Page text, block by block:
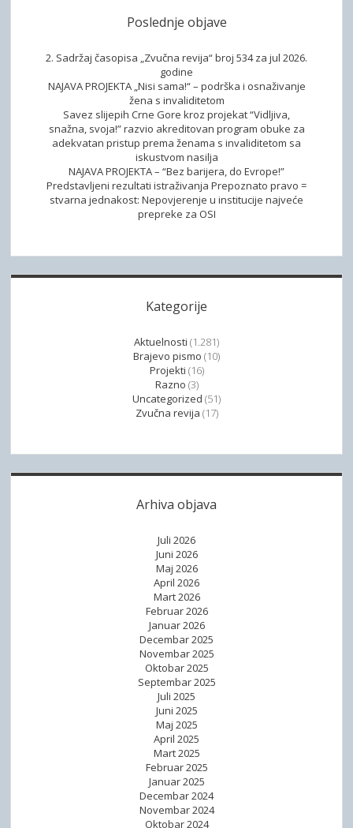
o
o
j
š
a
n
j
e
p
u
a
t
r
ž
i
t
u
a
o
b
a
m
a
e
ć
e
n
G
o
r
e
Poslednje objave
2. Sadržaj časopisa „Zvučna revija“ broj 534 za jul 2026.
godine
NAJAVA PROJEKTA „Nisi sama!“ – podrška i osnaživanje
žena s invaliditetom
Savez slijepih Crne Gore kroz projekat “Vidljiva,
snažna, svoja!” razvio akreditovan program obuke za
adekvatan pristup prema ženama s invaliditetom sa
iskustvom nasilja
NAJAVA PROJEKTA – “Bez barijera, do Evrope!”
Predstavljeni rezultati istraživanja Prepoznato pravo =
stvarna jednakost: Nepovjerenje u institucije najveće
prepreke za OSI
Kategorije
Aktuelnosti (1.281)
Brajevo pismo (10)
Projekti (16)
Razno (3)
Uncategorized (51)
Zvučna revija (17)
Arhiva objava
Juli 2026
Juni 2026
Maj 2026
April 2026
Mart 2026
Februar 2026
Januar 2026
Decembar 2025
Novembar 2025
Oktobar 2025
Septembar 2025
Juli 2025
Juni 2025
Maj 2025
April 2025
Mart 2025
Februar 2025
Januar 2025
Decembar 2024
Novembar 2024
Oktobar 2024